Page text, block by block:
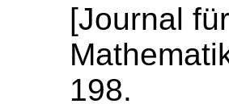
[Journal
198.